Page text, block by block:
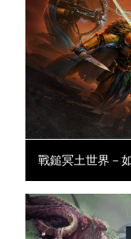
戰鎚冥土世界－